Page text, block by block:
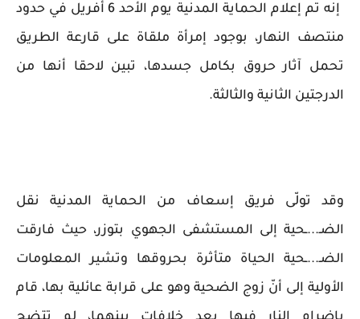
إنه تم إعلام الحماية المدنية يوم الأحد 6 أفريل في حدود
منتصف النهار، بوجود إمرأة ملقاة على قارعة الطريق
تحمل آثار حروق بكامل جسدها، تبين لاحقا أنها من
الدرجتين الثانية والثالثة.
وقد تولّى فريق إسعاف من الحماية المدنية نقل
الضـ...ـحية إلى المستشفى الجهوي بتوزر، حيث فارقت
الضـ...ـحية الحياة متأثرة بحروقها وتشير المعلومات
الأولية إلى أنّ زوج الضحية وهو على قرابة عائلية بها، قام